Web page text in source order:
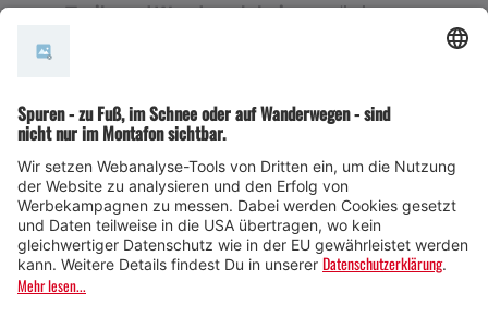
Trails und Wandererlebnisses, die in
Abfahrtszeiten:
16:15 Uhr: St. Anton am Arlberg
WellComnach Silbertal (Ankunft ca.
17:30 Uhr)
17:30 Uhr: St. Anton am Arlberg